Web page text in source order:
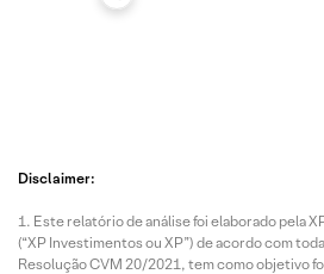
Disclaimer:
Este relatório de análise foi elaborado pela
(“XP Investimentos ou XP”) de acordo com
Resolução CVM 20/2021, tem como objetivo